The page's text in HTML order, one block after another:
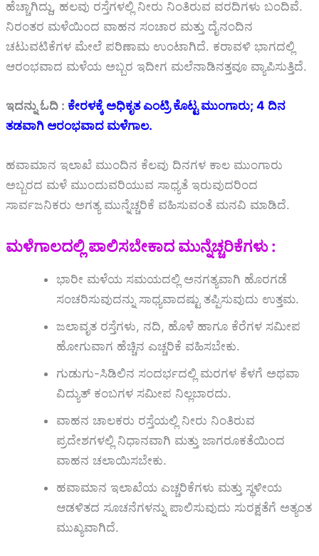
ಹೆಚ್ಚಾಗಿದ್ದು, ಹಲವು ರಸ್ತೆಗಳಲ್ಲಿ ನೀರು ನಿಂತಿರುವ ವರದಿಗಳು ಬಂದಿವೆ.
ನಿರಂತರ ಮಳೆಯಿಂದ ವಾಹನ ಸಂಚಾರ ಮತ್ತು ದೈನಂದಿನ
ಚಟುವಟಿಕೆಗಳ ಮೇಲೆ ಪರಿಣಾಮ ಉಂಟಾಗಿದೆ. ಕರಾವಳಿ ಭಾಗದಲ್ಲಿ
ಆರಂಭವಾದ ಮಳೆಯ ಅಬ್ಬರ ಇದೀಗ ಮಲೆನಾಡಿನತ್ತವೂ ವ್ಯಾಪಿಸುತ್ತಿದೆ.
ಇದನ್ನು ಓದಿ : ಕೇರಳಕ್ಕೆ ಅಧಿಕೃತ ಎಂಟ್ರಿ ಕೊಟ್ಟ ಮುಂಗಾರು; 4 ದಿನ
ತಡವಾಗಿ ಆರಂಭವಾದ ಮಳೆಗಾಲ.
ಹವಾಮಾನ ಇಲಾಖೆ ಮುಂದಿನ ಕೆಲವು ದಿನಗಳ ಕಾಲ ಮುಂಗಾರು
ಅಬ್ಬರದ ಮಳೆ ಮುಂದುವರಿಯುವ ಸಾಧ್ಯತೆ ಇರುವುದರಿಂದ
ಸಾರ್ವಜನಿಕರು ಅಗತ್ಯ ಮುನ್ನೆಚ್ಚರಿಕೆ ವಹಿಸುವಂತೆ ಮನವಿ ಮಾಡಿದೆ.
ಮಳೆಗಾಲದಲ್ಲಿ ಪಾಲಿಸಬೇಕಾದ ಮುನ್ನೆಚ್ಚರಿಕೆಗಳು :
ಭಾರೀ ಮಳೆಯ ಸಮಯದಲ್ಲಿ ಅನಗತ್ಯವಾಗಿ ಹೊರಗಡೆ
ಸಂಚರಿಸುವುದನ್ನು ಸಾಧ್ಯವಾದಷ್ಟು ತಪ್ಪಿಸುವುದು ಉತ್ತಮ.
ಜಲಾವೃತ ರಸ್ತೆಗಳು, ನದಿ, ಹೊಳೆ ಹಾಗೂ ಕೆರೆಗಳ ಸಮೀಪ
ಹೋಗುವಾಗ ಹೆಚ್ಚಿನ ಎಚ್ಚರಿಕೆ ವಹಿಸಬೇಕು.
ಗುಡುಗು-ಸಿಡಿಲಿನ ಸಂದರ್ಭದಲ್ಲಿ ಮರಗಳ ಕೆಳಗೆ ಅಥವಾ
ವಿದ್ಯುತ್ ಕಂಬಗಳ ಸಮೀಪ ನಿಲ್ಲಬಾರದು.
ವಾಹನ ಚಾಲಕರು ರಸ್ತೆಯಲ್ಲಿ ನೀರು ನಿಂತಿರುವ
ಪ್ರದೇಶಗಳಲ್ಲಿ ನಿಧಾನವಾಗಿ ಮತ್ತು ಜಾಗರೂಕತೆಯಿಂದ
ವಾಹನ ಚಲಾಯಿಸಬೇಕು.
ಹವಾಮಾನ ಇಲಾಖೆಯ ಎಚ್ಚರಿಕೆಗಳು ಮತ್ತು ಸ್ಥಳೀಯ
ಆಡಳಿತದ ಸೂಚನೆಗಳನ್ನು ಪಾಲಿಸುವುದು ಸುರಕ್ಷತೆಗೆ ಅತ್ಯಂತ
ಮುಖ್ಯವಾಗಿದೆ.